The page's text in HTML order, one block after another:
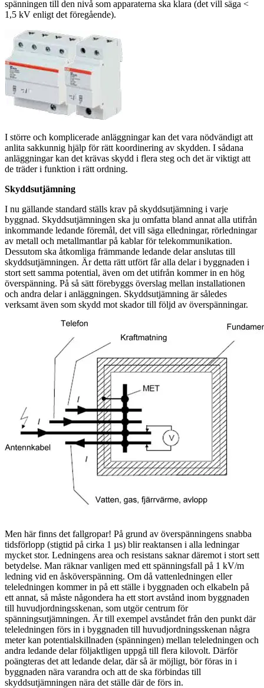
spänningen till den nivå som apparaterna ska klara (det vill säga <
1,5 kV enligt det föregående).
I större och komplicerade anläggningar kan det vara nödvändigt att
anlita sakkunnig hjälp för rätt koordinering av skydden. I sådana
anläggningar kan det krävas skydd i flera steg och det är viktigt att
de träder i funktion i rätt ordning.
Skyddsutjämning
I nu gällande standard ställs krav på skyddsutjämning i varje
byggnad. Skyddsutjämningen ska ju omfatta bland annat alla utifrån
inkommande ledande föremål, det vill säga elledningar, rörledningar
av metall och metallmantlar på kablar för telekommunikation.
Dessutom ska åtkomliga främmande ledande delar anslutas till
skyddsutjämningen. Är detta rätt utfört får alla delar i byggnaden i
stort sett samma potential, även om det utifrån kommer in en hög
överspänning. På så sätt förebyggs överslag mellan installationen
och andra delar i anläggningen. Skyddsutjämning är således
verksamt även som skydd mot skador till följd av överspänningar.
Men här finns det fallgropar! På grund av överspänningens snabba
tidsförlopp (stigtid på cirka 1 µs) blir reaktansen i alla ledningar
mycket stor. Ledningens area och resistans saknar däremot i stort sett
betydelse. Man räknar vanligen med ett spänningsfall på 1 kV/m
ledning vid en åsköverspänning. Om då vattenledningen eller
teleledningen kommer in på ett ställe i byggnaden och elkabeln på
ett annat, så måste någondera ha ett stort avstånd inom byggnaden
till huvudjordningsskenan, som utgör centrum för
spänningsutjämningen. Är till exempel avståndet från den punkt där
teleledningen förs in i byggnaden till huvudjordningsskenan några
meter kan potentialskillnaden (spänningen) mellan teleledningen och
andra ledande delar följaktligen uppgå till flera kilovolt. Därför
poängteras det att ledande delar, där så är möjligt, bör föras in i
byggnaden nära varandra och att de ska förbindas till
skyddsutjämningen nära det ställe där de förs in.